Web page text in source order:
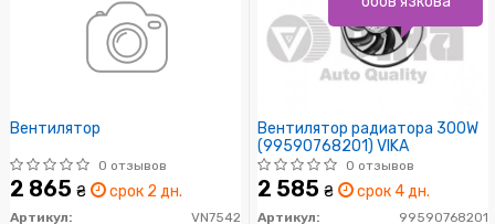
Вентилятор
0 отзывов
2 865 ₴ срок 2 дн.
Артикул:
VN7542
Вентилятор радиатора 300W
(99590768201) VIKA
0 отзывов
2 585 ₴ срок 4 дн.
Артикул:
99590768201